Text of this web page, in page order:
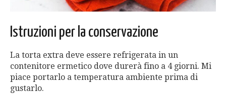
Istruzioni per la conservazione
La torta extra deve essere refrigerata in un
contenitore ermetico dove durerà fino a 4 giorni. Mi
piace portarlo a temperatura ambiente prima di
gustarlo.